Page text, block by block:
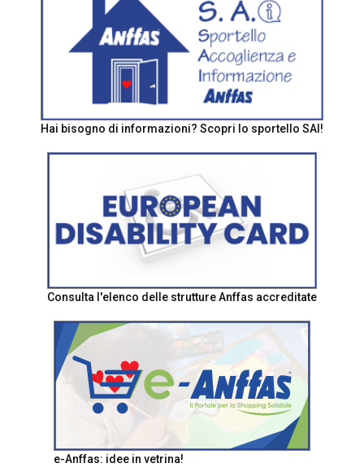
Hai bisogno di informazioni? Scopri lo sportello SAI!
Consulta l'elenco delle strutture Anffas accreditate
e-Anffas: idee in vetrina!